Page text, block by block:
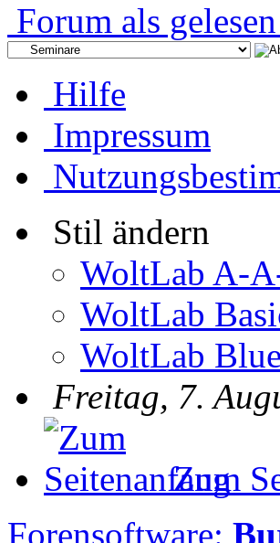
Forum als
Hilfe
Impressum
Stil ändern
WoltLab A-
WoltLab
WoltLab
Freitag, 7.
Zum
Forensoftware: